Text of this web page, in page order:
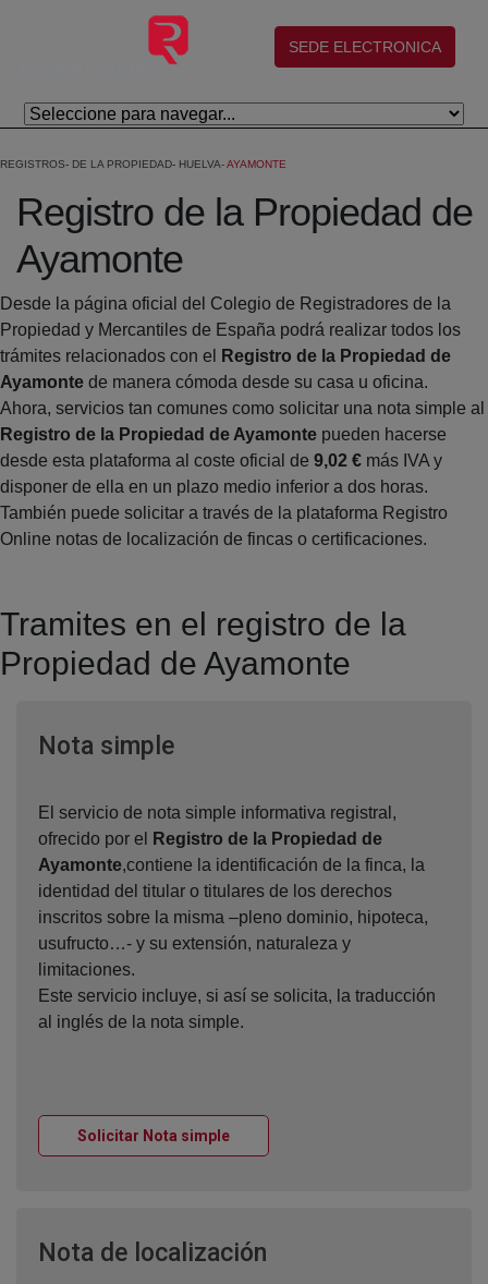
Skip to Main Content
(abre en nueva ventana)
SEDE ELECTRONICA
REGISTROS DE LA PROPIEDAD HUELVA AYAMONTE
Registro de la Propiedad de
Ayamonte
Desde la página oficial del Colegio de Registradores de la
Propiedad y Mercantiles de España podrá realizar todos los
trámites relacionados con el
Registro de la Propiedad de
Ayamonte de manera cómoda desde su casa u oficina.
Ahora, servicios tan comunes como solicitar una nota simple al
Registro de la Propiedad de Ayamonte pueden hacerse
desde esta plataforma al coste oficial de 9,02 € más IVA y
disponer de ella en un plazo medio inferior a dos horas.
También puede solicitar a través de la plataforma Registro
Online notas de localización de fincas o certificaciones.
Tramites en el registro de la
Propiedad de Ayamonte
Nota simpleVentana nueva
El servicio de nota simple informativa registral,
ofrecido por el
Registro de la Propiedad de
Ayamonte,contiene la identificación de la finca, la
identidad del titular o titulares de los derechos
inscritos sobre la misma –pleno dominio, hipoteca,
usufructo…- y su extensión, naturaleza y
limitaciones.
Este servicio incluye, si así se solicita, la traducción
al inglés de la nota simple.
Solicitar Nota simpleVentana nueva
Nota de localización